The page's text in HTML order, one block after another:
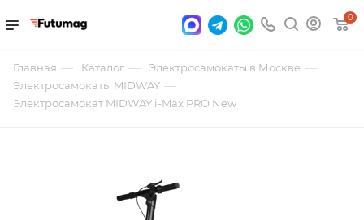
0
Главная — Каталог — Электросамокаты в Москве —
Электросамокаты MIDWAY —
Электросамокат MIDWAY i-Max PRO New